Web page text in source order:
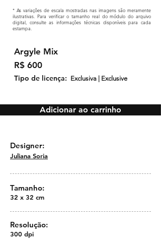
* As variações de escala mostradas nas imagens são meramente
ilustrativas. Para verificar o tamanho real do módulo do arquivo
digital, consulte as informações técnicas disponíveis para cada
estampa.
Argyle Mix
R$ 600
Tipo de licença: Exclusiva | Exclusive
Adicionar ao carrinho
Designer:
Juliana Soria
Tamanho:
32 x 32 cm
Resolução:
300 dpi